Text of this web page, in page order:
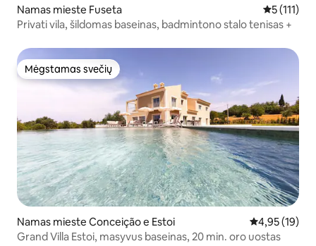
Namas mieste Fuseta Vidutinis
5 (111)
Privati vila, šildomas baseinas, badmintono stalo tenisas +
Mėgstamas svečių
Mėgstamas svečių
Namas mieste Conceição e Estoi Vidutinis
4,95 (19)
Grand Villa Estoi, masyvus baseinas, 20 min. oro uostas